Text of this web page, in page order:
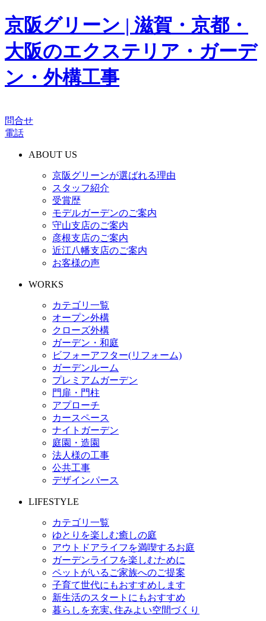
京阪グリーン | 滋賀・京都・
大阪のエクステリア・ガーデ
ン・外構工事
問合せ
電話
ABOUT US
京阪グリーンが選ばれる理由
スタッフ紹介
受賞歴
モデルガーデンのご案内
守山支店のご案内
彦根支店のご案内
近江八幡支店のご案内
お客様の声
WORKS
カテゴリ一覧
オープン外構
クローズ外構
ガーデン・和庭
ビフォーアフター(リフォーム)
ガーデンルーム
プレミアムガーデン
門扉・門柱
アプローチ
カースペース
ナイトガーデン
庭園・造園
法人様の工事
公共工事
デザインパース
LIFESTYLE
カテゴリ一覧
ゆとりを楽しむ癒しの庭
アウトドアライフを満喫するお庭
ガーデンライフを楽しむために
ペットがいるご家族へのご提案
子育て世代にもおすすめします
新生活のスタートにもおすすめ
暮らしを充実､住みよい空間づくり